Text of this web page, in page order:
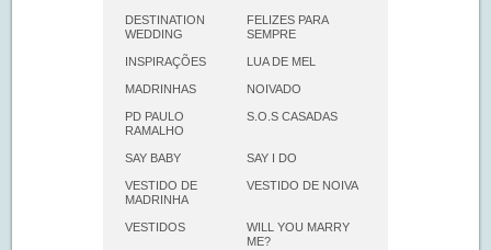
DESTINATION
WEDDING
FELIZES PARA
SEMPRE
INSPIRAÇÕES LUA DE MEL
MADRINHAS NOIVADO
PD PAULO
RAMALHO
S.O.S CASADAS
SAY BABY SAY I DO
VESTIDO DE
MADRINHA
VESTIDO DE NOIVA
VESTIDOS
WILL YOU MARRY
ME?